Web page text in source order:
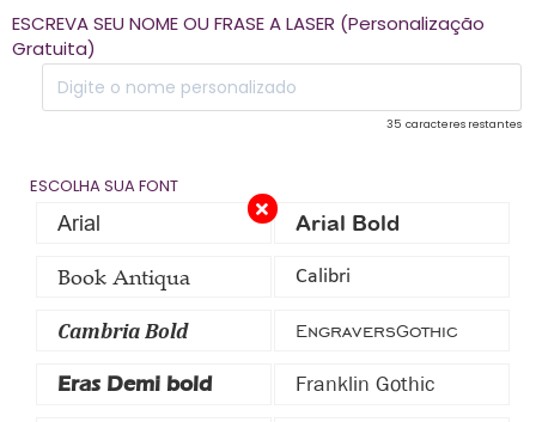
ESCREVA SEU NOME OU FRASE A LASER (Personalização
Gratuita)
35 caracteres restantes
ESCOLHA SUA FONT
Arial Arial Bold
Book Antiqua Calibri
Cambria Bold EngraversGothic
Eras Demi bold Franklin Gothic